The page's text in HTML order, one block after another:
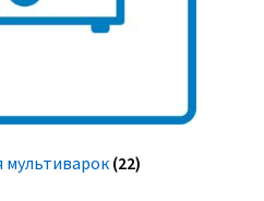
мультиварок(22)